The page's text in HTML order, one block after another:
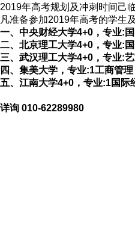
2019年高考规划及冲刺时间己
凡准备参加2019年高考的学生
一、中央财经大学4+0，专业:
二、北京理工大学4+0，专业:
三、武汉理工大学4+0，专业:
四、集美大学，专业:1工商管
五、江南大学4+0，专业:1国际
详询 010-62289980